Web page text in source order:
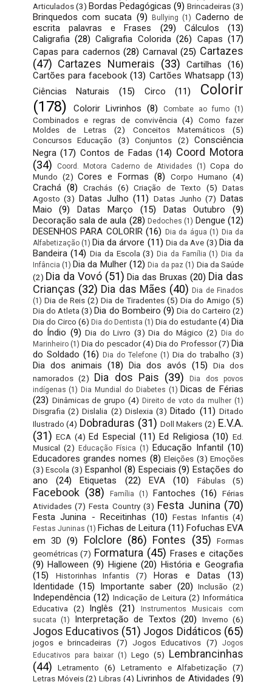
Articulados (3) Bordas Pedagógicas (9) Brincadeiras(3)
Brinquedos com sucata (9) Bullying (1) Caderno de
escrita palavras e Frases
(29) Cálculos
(13)
Caligrafia (28) Caligrafia Colorida (26) Capas (17)
Capas para cadernos (28) Carnaval (25) Cartazes
(47) Cartazes Numerais (33) Cartilhas
(16)
Cartões para facebook (13) Cartões Whatsapp (13)
Ciências Naturais
(15) Circo (11)
Colorir
(178)
Colorir Livrinhos (8) Combate ao fumo (1)
Combinados e regras de convivência (4)
Como fazer
Moldes de Letras
(2) Conceitos Matemáticos
(5)
Concursos Educação
(3) Conjuntos (2)
Consciência
Negra (17) Contos de Fadas (14) Coord Motora
(34)
Coord. Motora Caderno de Atividades (1) Copa do
Mundo (2) Cores e Formas (8) Corpo Humano (4)
Crachá (8) Crachás (6) Criação de Texto (5) Datas
Agosto (3) Datas Julho (11) Datas Junho (7) Datas
Maio
(9) Datas Março (15) Datas Outubro
(9)
Decoração sala de aula (28) Dedoches (1) Dengue (12)
DESENHOS PARA COLORIR (16) Dia da água (1) Dia da
Alfabetização (1) Dia da árvore (11) Dia da Ave (3) Dia da
Bandeira (14) Dia da Escola (3) Dia da Família (1) Dia da
Infância (1) Dia da Mulher (12) Dia da paz (1) Dia da Saúde
(2) Dia da Vovó (51) Dia das Bruxas (20) Dia das
Crianças (32) Dia das Mães (40) Dia de Finados
(1) Dia de Reis (2) Dia de Tiradentes (5) Dia do Amigo (5)
Dia do Atleta (3) Dia do Bombeiro (9) Dia do Carteiro (2)
Dia do Circo (6) Dia do Dentista (1) Dia do estudante(4) Dia
do Índio (9) Dia do Livro (3) Dia do Mágico (2) Dia do
Marinheiro (1) Dia do pescador (4) Dia do Professor (7) Dia
do Soldado (16) Dia do Telefone (1) Dia do trabalho (3)
Dia dos animais (18) Dia dos avós (15)
Dia dos
namorados (2) Dia dos Pais (39)
Dia dos povos
indígenas (1) Dia Mundial do Diabetes (1) Dicas de Férias
(23) Dinâmicas de grupo (4) Direito de voto da mulher (1)
Disgrafia (2) Dislalia (2) Dislexia (3) Ditado (11) Ditado
Ilustrado (4) Dobraduras (31) Doll Makers (2) E.V.A.
(31) ECA (4) Ed Especial (11) Ed Religiosa (10) Ed.
Musical (2) Educação Física (1) Educação Infantil (10)
Educadores grandes nomes (8) Eleições (3) Emoções
(3) Escola (3) Espanhol (8) Especiais (9) Estações do
ano
(24) Etiquetas (22) EVA (10) Fábulas (5)
Facebook (38) Família (1) Fantoches (16)
Férias
Atividades (7) Festa Country (3) Festa Junina (70)
Festa Junina - Receitinhas (10) Festas Infantis (4)
Festas Juninas (1) Fichas de Leitura (11) Fofuchas EVA
em 3D (9) Folclore (86) Fontes (35)
Formas
geométricas (7) Formatura (45) Frases e citações
(9) Halloween (9) Higiene (20) História e Geografia
(15)
Historinhas Infantis (7) Horas e Datas
(13)
Identidade (15) Importante saber (20) Inclusão (2)
Independência (12) Indicação de Leitura (2) Informática
Educativa
(2) Inglês (21)
Instrumentos Musicais com
sucata
(1) Interpretação de Textos (20) Inverno (6)
Jogos Educativos (51) Jogos Didáticos (65)
jogos e brincadeiras (7) Jogos Educativos (7)
Jogos
Educativos para baixar (1) Lego (5) Lembrancinhas
(44)
Letramento (6) Letramento e Alfabetização
(7)
Letras Móveis (2) Libras (4) Livrinhos de Atividades (9)